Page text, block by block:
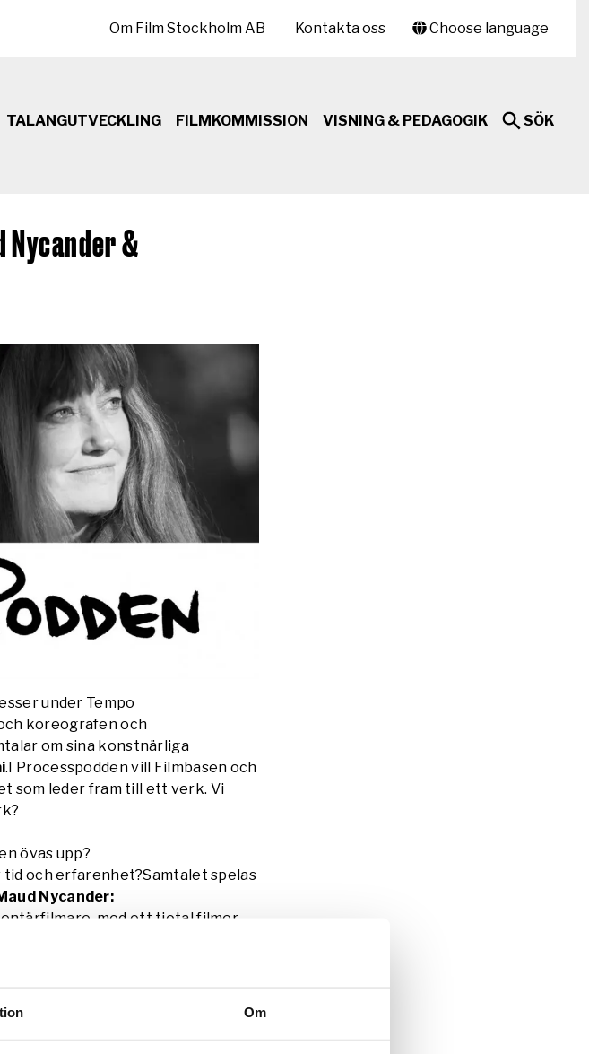
Om
Choose language
Om Film Stockholm AB Kontakta oss
TALANGUTVECKLING FILMKOMMISSION VISNING & PEDAGOGIK SÖK
Nycander &
under Tempo
koreografen och
om sina konstnärliga
.I Processpodden vill Filmbasen och
som leder fram till ett verk. Vi
övas upp?
och erfarenhet?Samtalet spelas
Nycander:
med ett tiotal filmer
000 personer på bio i Sverige